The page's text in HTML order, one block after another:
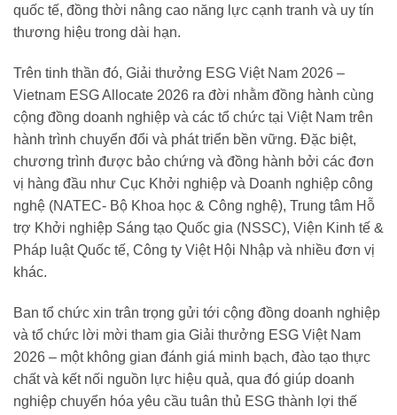
quốc tế, đồng thời nâng cao năng lực cạnh tranh và uy tín
thương hiệu trong dài hạn.
Trên tinh thần đó, Giải thưởng ESG Việt Nam 2026 –
Vietnam ESG Allocate 2026 ra đời nhằm đồng hành cùng
cộng đồng doanh nghiệp và các tổ chức tại Việt Nam trên
hành trình chuyển đổi và phát triển bền vững. Đặc biệt,
chương trình được bảo chứng và đồng hành bởi các đơn
vị hàng đầu như Cục Khởi nghiệp và Doanh nghiệp công
nghệ (NATEC- Bộ Khoa học & Công nghệ), Trung tâm Hỗ
trợ Khởi nghiệp Sáng tạo Quốc gia (NSSC), Viện Kinh tế &
Pháp luật Quốc tế, Công ty Việt Hội Nhập và nhiều đơn vị
khác.
Ban tổ chức xin trân trọng gửi tới cộng đồng doanh nghiệp
và tổ chức lời mời tham gia Giải thưởng ESG Việt Nam
2026 – một không gian đánh giá minh bạch, đào tạo thực
chất và kết nối nguồn lực hiệu quả, qua đó giúp doanh
nghiệp chuyển hóa yêu cầu tuân thủ ESG thành lợi thế